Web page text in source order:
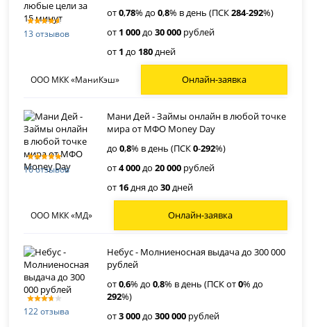
13 отзывов
от0,78% до0,8% в день (ПСК284-292%)
от 1 000до30 000 рублей
от 1 до 180дней
ООО МКК «МаниКэш» Онлайн-заявка
16 отзывов
Мани Дей - Займы онлайн в любой точке
мира от МФО Money Day
до0,8% в день (ПСК0-292%)
от4 000до20 000 рублей
от 16дня до30дней
ООО МКК «МД» Онлайн-заявка
122 отзыва
Небус - Молниеносная выдача до 300 000
рублей
от0,6% до0,8% в день (ПСК от0% до
292%)
от3 000до300 000 рублей